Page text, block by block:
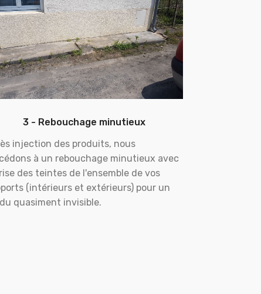
3 - Rebouchage minutieux
injection des produits, nous
à un rebouchage minutieux avec
des teintes de l'ensemble de vos
(intérieurs et extérieurs) pour un
quasiment invisible.